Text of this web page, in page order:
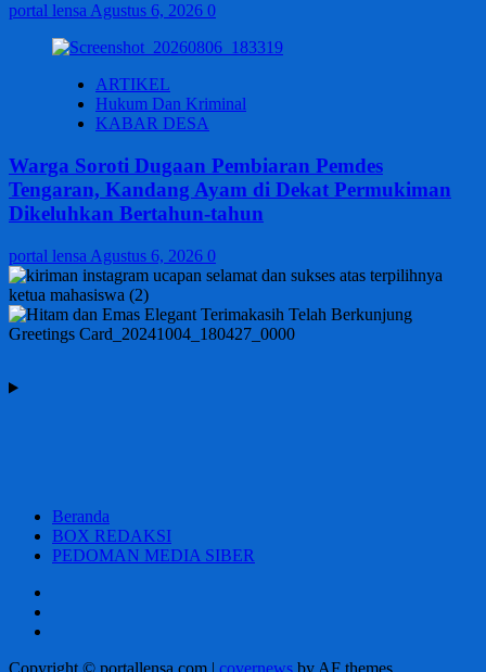
portal lensa Agustus 6, 2026 0
ARTIKEL
Hukum Dan Kriminal
KABAR DESA
Warga Soroti Dugaan Pembiaran Pemdes
Tengaran, Kandang Ayam di Dekat Permukiman
Dikeluhkan Bertahun-tahun
portal lensa Agustus 6, 2026 0
Beranda
BOX REDAKSI
PEDOMAN MEDIA SIBER
Copyright © portallensa.com | covernews by AF themes.